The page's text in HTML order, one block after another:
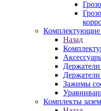
Комплектующие
Назад
Зажимы
Комплекты